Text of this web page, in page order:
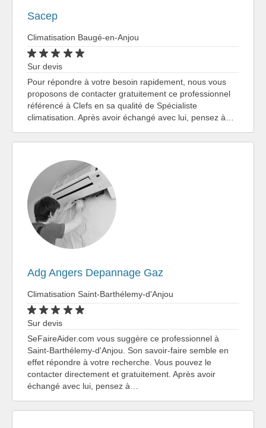
Sacep
Climatisation Baugé-en-Anjou
Sur devis
Pour répondre à votre besoin rapidement, nous vous
proposons de contacter gratuitement ce professionnel
référencé à Clefs en sa qualité de Spécialiste
climatisation. Après avoir échangé avec lui, pensez à…
Adg Angers Depannage Gaz
Climatisation Saint-Barthélemy-d'Anjou
Sur devis
SeFaireAider.com vous suggère ce professionnel à
Saint-Barthélemy-d'Anjou. Son savoir-faire semble en
effet répondre à votre recherche. Vous pouvez le
contacter directement et gratuitement. Après avoir
échangé avec lui, pensez à…